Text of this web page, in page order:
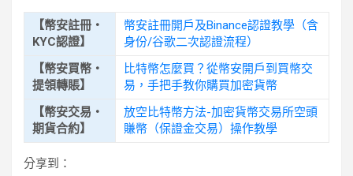
【幣安註冊・
KYC認證】
幣安註冊開戶及Binance認證教學（含
身份/谷歌二次認證流程）
【幣安買幣・
提領轉賬】
比特幣怎麼買？從幣安開戶到買幣交
易，手把手教你購買加密貨幣
【幣安交易・
期貨合約】
放空比特幣方法-加密貨幣交易所空頭
賺幣（保證金交易）操作教學
分享到：